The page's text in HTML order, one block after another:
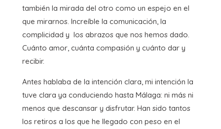
también la mirada del otro como un espejo en el
que mirarnos. Increíble la comunicación, la
complicidad y los abrazos que nos hemos dado.
Cuánto amor, cuánta compasión y cuánto dar y
recibir.
Antes hablaba de la intención clara, mi intención la
tuve clara ya conduciendo hasta Málaga: ni más ni
menos que descansar y disfrutar. Han sido tantos
los retiros a los que he llegado con peso en el